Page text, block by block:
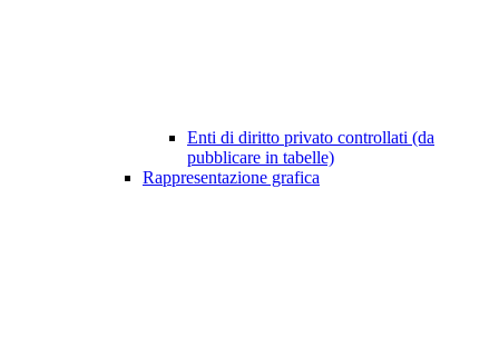
Enti di diritto privato controllati (da
pubblicare in tabelle)
Rappresentazione grafica